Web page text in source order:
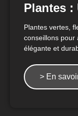
Plantes :
Plantes vertes,
conseillons pour
élégante et
> En